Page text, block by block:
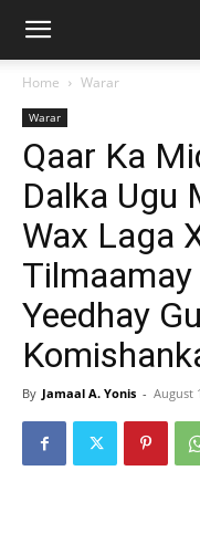
Home Warar
Warar
Qaar Ka
Dalka Ugu
Wax Laga
Tilmaamay
Yeedhay
By Jamaal A. Yonis - August